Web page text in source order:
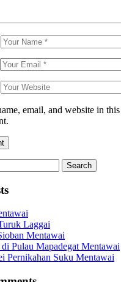
email, and website in
Laggai
Mentawai
Pulau Mapadegat Mentawai
Pernikahan Suku Mentawai